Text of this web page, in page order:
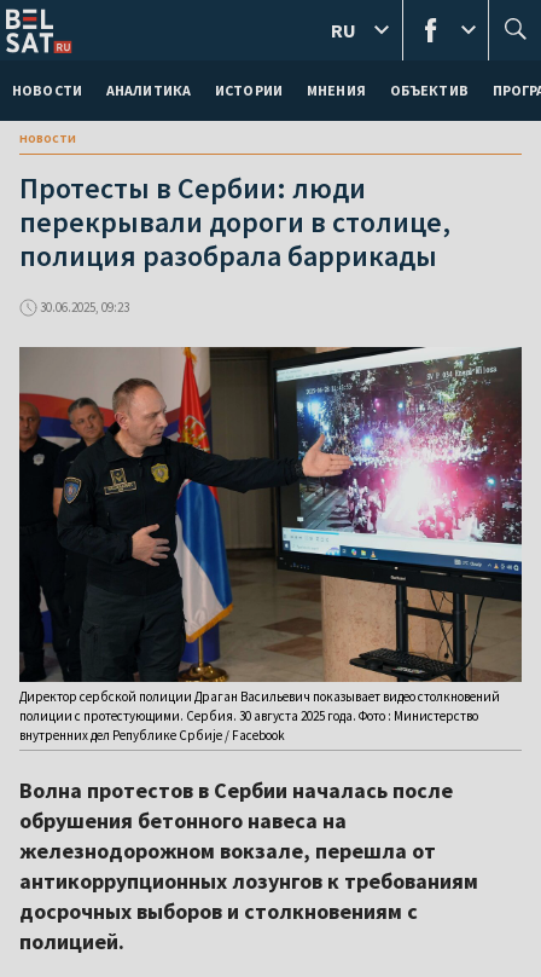
НОВОСТИ АНАЛИТИКА ИСТОРИИ МНЕНИЯ ОБЪЕКТИВ
RU
новости
Протесты в Сербии: люди
перекрывали дороги в столице,
полиция разобрала баррикады
30.06.2025, 09:23
Директор сербской полиции Драган Васильевич показывает видео столкновений
полиции с протестующими. Сербия. 30 августа 2025 года. Фото : Министерство
внутренних дел Републике Србије / Facebook
Волна протестов в Сербии началась после
обрушения бетонного навеса на
железнодорожном вокзале, перешла от
антикоррупционных лозунгов к требованиям
досрочных выборов и столкновениям с
полицией.